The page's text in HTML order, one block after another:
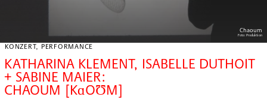
Chaoum
Foto: Produktion
KONZERT, PERFORMANCE
KATHARINA KLEMENT, ISABELLE DUTHOIT
+ SABINE MAIER:
CHAOUM [KɑOƱM]